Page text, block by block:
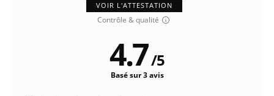
VOIR L'ATTESTATION
Contrôle & qualité
4.7/5
Basé sur 3 avis